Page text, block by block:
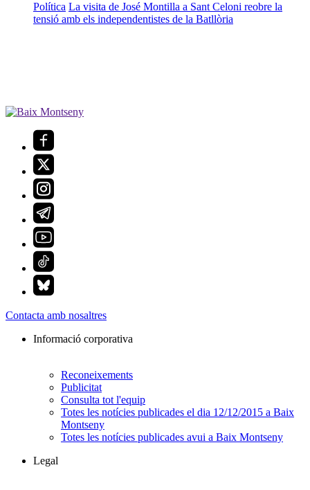
Política La visita de José Montilla a Sant Celoni reobre la
tensió amb els independentistes de la Batllòria
Contacta amb nosaltres
Informació corporativa
Reconeixements
Publicitat
Consulta tot l'equip
Totes les notícies publicades el dia 12/12/2015 a Baix
Montseny
Totes les notícies publicades avui a Baix Montseny
Legal